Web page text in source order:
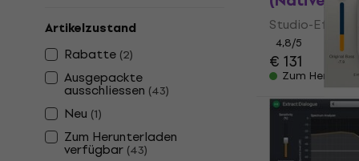
Artikelzustand
Rabatte (2)
Ausgepackte
ausschliessen (43)
Neu (1)
Zum Herunterladen
verfügbar (43)
Studio-Effekt-
4,8/5
€ 131
Zum
Waves
(Digitales
Studio-